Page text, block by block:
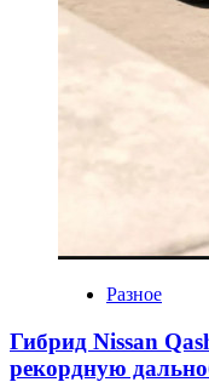
Разное
Гибрид Nissan
рекордную